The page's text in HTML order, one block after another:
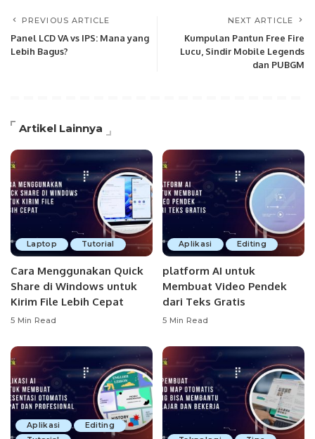
PREVIOUS ARTICLE
Panel LCD VA vs IPS: Mana yang
Lebih Bagus?
NEXT ARTICLE
Kumpulan Pantun Free Fire
Lucu, Sindir Mobile Legends
dan PUBGM
Artikel Lainnya
Laptop Tutorial
Cara Menggunakan Quick
Share di Windows untuk
Kirim File Lebih Cepat
5 Min Read
Aplikasi Editing
platform AI untuk
Membuat Video Pendek
dari Teks Gratis
5 Min Read
Aplikasi
Editing